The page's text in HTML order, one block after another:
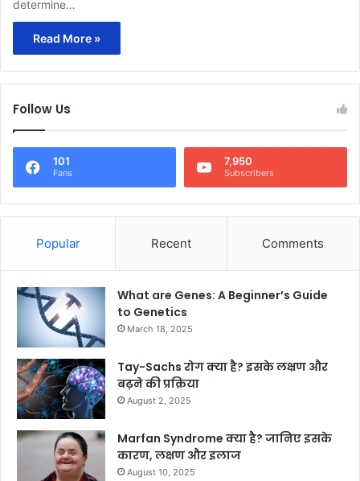
determine…
Read More »
Follow Us
101
Fans
7,950
Subscribers
Popular Recent Comments
What are Genes: A Beginner’s Guide
to Genetics
March 18, 2025
Tay-Sachs रोग क्या है? इसके लक्षण और
बढ़ने की प्रक्रिया
August 2, 2025
Marfan Syndrome क्या है? जानिए इसके
कारण, लक्षण और इलाज
August 10, 2025